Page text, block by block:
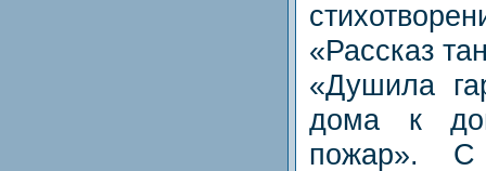
«Рассказ
«Душила
дома к
пожар». С